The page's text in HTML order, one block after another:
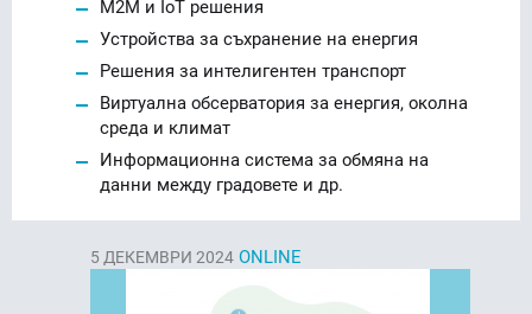
M2M и IoT решения
Устройства за съхранение на енергия
Решения за интелигентен транспорт
Виртуална обсерватория за енергия, околна
среда и климат
Информационна система за обмяна на
данни между градовете и др.
5 ДЕКЕМВРИ 2024 ONLINE